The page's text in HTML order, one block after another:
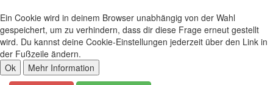
Ein Cookie wird in deinem Browser unabhängig von der Wahl
gespeichert, um zu verhindern, dass dir diese Frage erneut gestellt
wird. Du kannst deine Cookie-Einstellungen jederzeit über den Link in
der Fußzeile ändern.